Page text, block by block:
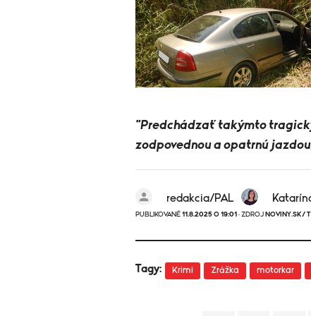
"Predchádzať takýmto
zodpovednou a opatrnú
redakcia/PAL
PUBLIKOVANÉ 11.8.2025 O 19:01 · ZDROJ NOVINY.SK/
Tagy: Krimi Zrážka motorkar